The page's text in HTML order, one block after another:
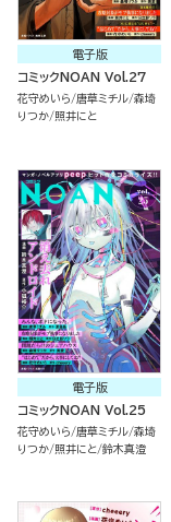
電子版
コミックNOAN Vol.27
花守めいら 唐草ミチル 森埼
りつか 照井にと
電子版
コミックNOAN Vol.25
花守めいら 唐草ミチル 森埼
りつか 照井にと 鈴木真澄